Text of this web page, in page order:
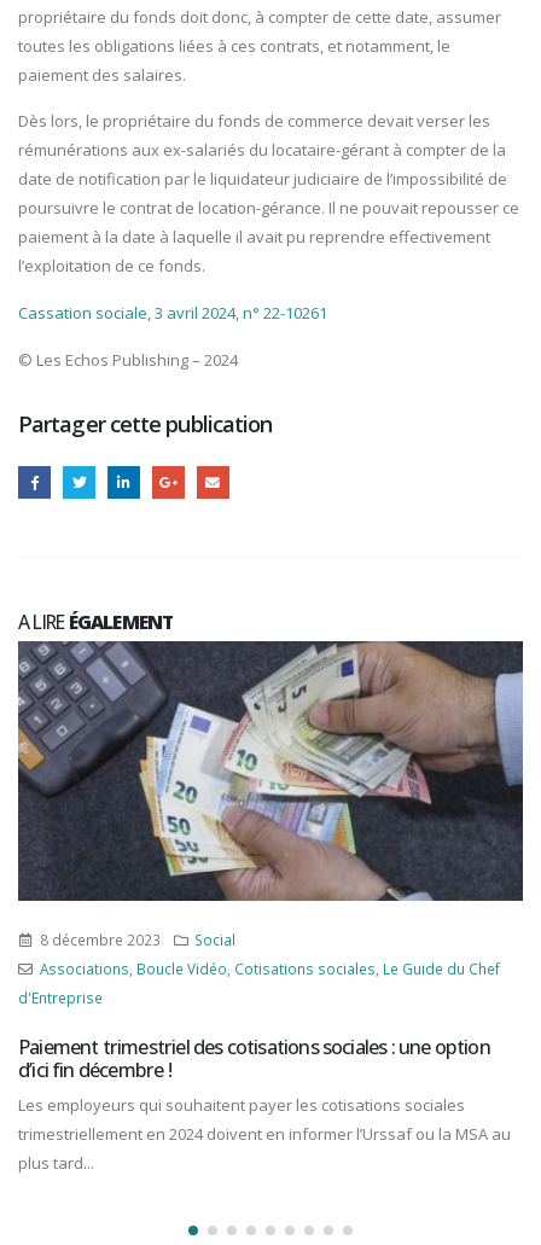
propriétaire du fonds doit donc, à compter de cette date, assumer
toutes les obligations liées à ces contrats, et notamment, le
paiement des salaires.
Dès lors, le propriétaire du fonds de commerce devait verser les
rémunérations aux ex-salariés du locataire-gérant à compter de la
date de notification par le liquidateur judiciaire de l’impossibilité de
poursuivre le contrat de location-gérance. Il ne pouvait repousser ce
paiement à la date à laquelle il avait pu reprendre effectivement
l’exploitation de ce fonds.
Cassation sociale, 3 avril 2024, n° 22-10261
© Les Echos Publishing – 2024
Partager cette publication
A LIREÉGALEMENT
8 décembre 2023
Social
Associations Boucle Vidéo Cotisations sociales Le Guide du Chef
d'Entreprise
Paiement trimestriel des cotisations sociales : une option
d’ici fin décembre !
Les employeurs qui souhaitent payer les cotisations sociales
trimestriellement en 2024 doivent en informer l’Urssaf ou la MSA au
plus tard...